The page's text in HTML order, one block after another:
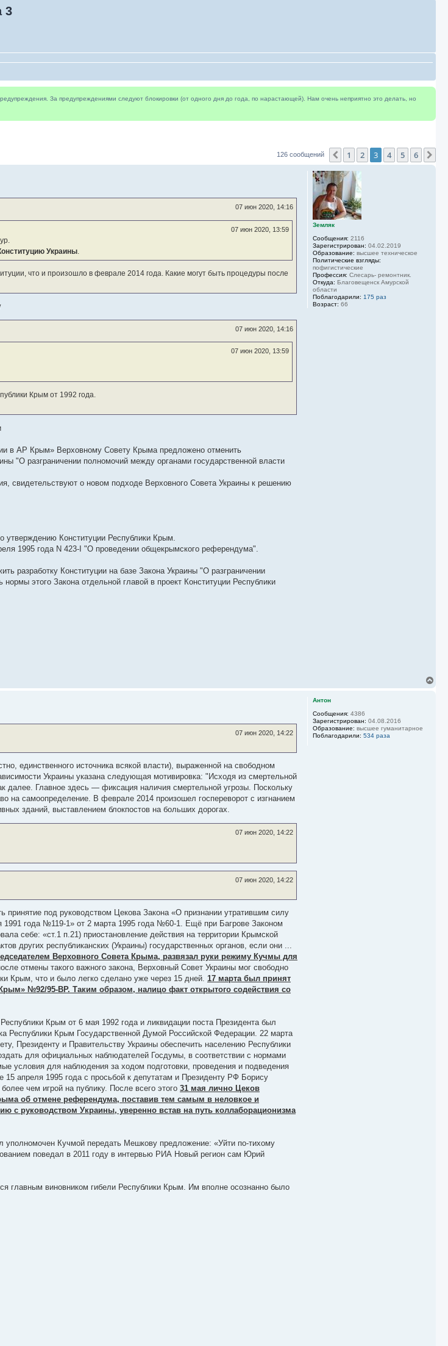
3
За предупреждениями следуют блокировки (от одного дня до года, по нарастающей). Нам очень неприятно это делать, но
126 сообщений Пред.
1 2 3 4 5 6
Земляк
Сообщения: 2116
Зарегистрирован: 04.02.2019
Образование: высшее техническое
Политические взгляды:
пофигистические
Профессия: Слесарь- ремонтник.
Откуда: Благовещенск Амурской
области
Поблагодарили: 175 раз
Возраст: 66
07 июн 2020, 14:16
07 июн 2020, 13:59
Украины
что и произошло в феврале 2014 года. Какие могут быть процедуры после
07 июн 2020, 14:16
07 июн 2020, 13:59
Крым от 1992 года.
в АР Крым» Верховному Совету Крыма предложено отменить
"О разграничении полномочий между органами государственной власти
свидетельствуют о новом подходе Верховного Совета Украины к решению
Конституции Республики Крым.
1995 года N 423-I "О проведении общекрымского референдума".
разработку Конституции на базе Закона Украины "О разграничении
этого Закона отдельной главой в проект Конституции Республики
Антон
Сообщения: 4386
Зарегистрирован: 04.08.2016
Образование: высшее гуманитарное
Поблагодарили: 534 раза
07 июн 2020, 14:22
единственного источника всякой власти), выраженной на свободном
Украины указана следующая мотивировка: "Исходя из смертельной
далее. Главное здесь — фиксация наличия смертельной угрозы. Поскольку
самоопределение. В феврале 2014 произошел госпереворот с изгнанием
зданий, выставлением блокпостов на больших дорогах.
07 июн 2020, 14:22
07 июн 2020, 14:22
под руководством Цекова Закона «О признании утратившим силу
года №119-1» от 2 марта 1995 года №60-1. Ещё при Багрове Законом
себе: «ст.1 п.21) приостановление действия на территории Крымской
других республиканских (Украины) государственных органов, если они ...
Верховного Совета Крыма, развязал руки режиму Кучмы для
отмены такого важного закона, Верховный Совет Украины мог свободно
Крым, что и было легко сделано уже через 15 дней. 17 марта был принят
№92/95-ВР. Таким образом, налицо факт открытого содействия со
Крым от 6 мая 1992 года и ликвидации поста Президента был
Крым Государственной Думой Российской Федерации. 22 марта
Президенту и Правительству Украины обеспечить населению Республики
для официальных наблюдателей Госдумы, в соответствии с нормами
условия для наблюдения за ходом подготовки, проведения и подведения
апреля 1995 года с просьбой к депутатам и Президенту РФ Борису
чем игрой на публику. После всего этого 31 мая лично Цеков
об отмене референдума, поставив тем самым в неловкое и
с руководством Украины, уверенно встав на путь коллаборационизма
Кучмой передать Мешкову предложение: «Уйти по-тихому
поведал в 2011 году в интервью РИА Новый регион сам Юрий
главным виновником гибели Республики Крым. Им вполне осознанно было